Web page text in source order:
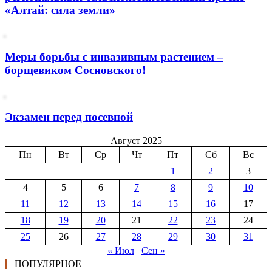
«Алтай: сила земли»
Меры борьбы с инвазивным растением –
борщевиком Сосновского!
Экзамен перед посевной
Август 2025
Пн
Вт Ср Чт Пт Сб
Вс
1
2
3
4
5 6 7 8 9
10
11
12 13 14 15 16
17
18
19 20 21 22 23
24
25
26 27 28 29 30
31
« Июл
Сен »
ПОПУЛЯРНОЕ